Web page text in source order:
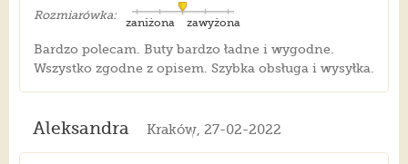
Rozmiarówka:
zawyżona
zaniżona
Bardzo polecam. Buty bardzo ładne i wygodne.
Wszystko zgodne z opisem. Szybka obsługa i wysyłka.
Aleksandra Kraków, 27-02-2022